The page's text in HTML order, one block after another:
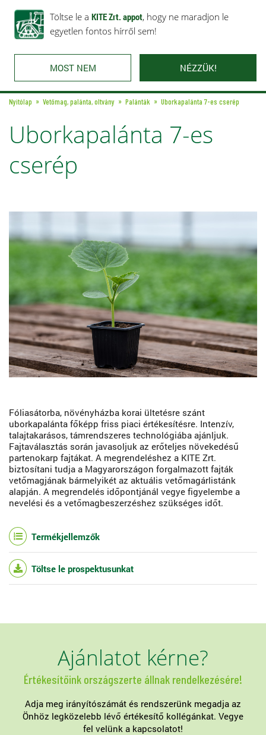
Töltse le a KITE Zrt. appot, hogy ne maradjon le
egyetlen fontos hírről sem!
MOST NEM NÉZZÜK!
Rólunk Ajánlataink Karrier Kapcsolat
Nyitólap Vetőmag, palánta, oltvány Palánták Uborkapalánta 7-es cserép
Uborkapalánta 7-es
cserép
Fóliasátorba, növényházba korai ültetésre szánt
uborkapalánta főképp friss piaci értékesítésre. Intenzív,
talajtakarásos, támrendszeres technológiába ajánljuk.
Fajtaválasztás során javasoljuk az erőteljes növekedésű
partenokarp fajtákat. A megrendeléshez a KITE Zrt.
biztosítani tudja a Magyarországon forgalmazott fajták
vetőmagjának bármelyikét az aktuális vetőmagárlistánk
alapján. A megrendelés időpontjánál vegye figyelembe a
nevelési és a vetőmagbeszerzéshez szükséges időt.
Termékjellemzők
Töltse le prospektusunkat
Ajánlatot kérne?
Értékesítőink országszerte állnak rendelkezésére!
Adja meg irányítószámát és rendszerünk megadja az
Önhöz legközelebb lévő értékesítő kollégánkat. Vegye
fel velünk a kapcsolatot!